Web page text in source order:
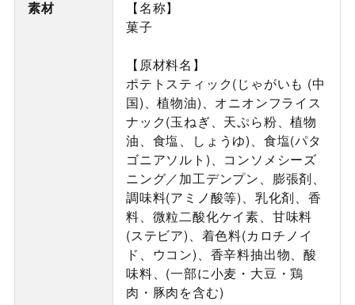
素材
【名称】
菓子
【原材料名】
ポテトスティック(じゃがいも (中
国)、植物油)、オニオンフライス
ナック(玉ねぎ、天ぷら粉、植物
油、食塩、しょうゆ)、食塩(パタ
ゴニアソルト)、コンソメシーズ
ニング／加工デンプン、膨張剤、
調味料(アミノ酸等)、乳化剤、香
料、微粒二酸化ケイ素、甘味料
(ステビア)、着色料(カロチノイ
ド、ウコン)、香辛料抽出物、酸
味料、(一部に小麦・大豆・鶏
肉・豚肉を含む)